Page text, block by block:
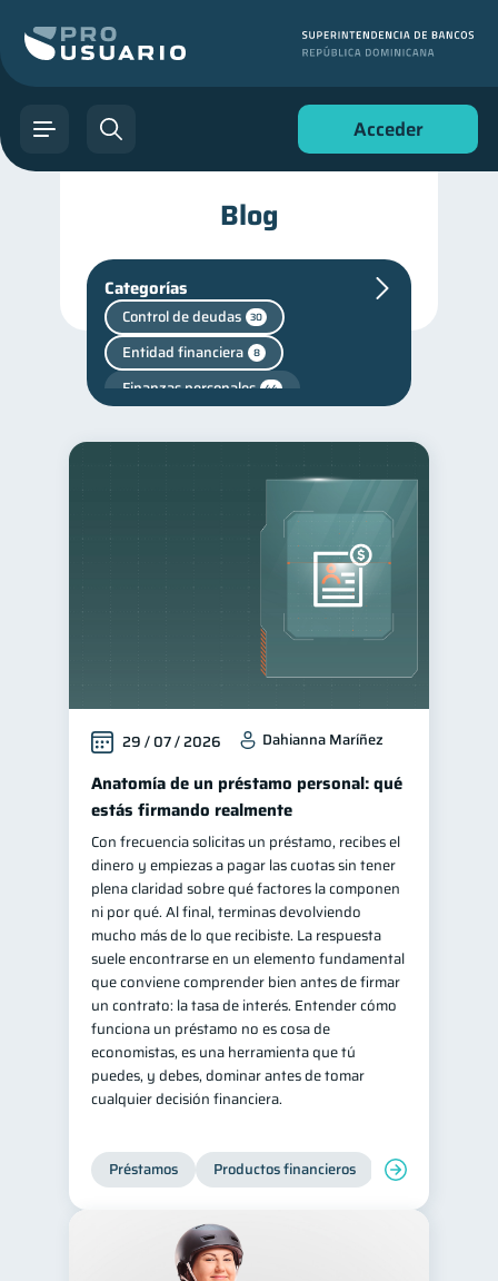
Acceder
Blog
Categorías
Control de deudas 30
Entidad financiera 8
Finanzas personales 44
25
Finanzas para mujeres 20
13
Salud financiera 12
Productos financieros 11
Organización Financiera 10
Deudas 10 Préstamos
Ahorro 8 Consejos 6
Tarjeta de crédito 6
Historial crediticio
Ciberseguridad 5
Servicios
Derechos & Deberes 4
Superintendencia de Bancos
Vacaciones 2
Cuenta Abandonada 2
Cuenta Inactiva 1
29 / 07 / 2026 Dahianna Maríñez
Anatomía de un préstamo personal: qué
estás firmando realmente
Con frecuencia solicitas un préstamo, recibes el
dinero y empiezas a pagar las cuotas sin tener
plena claridad sobre qué factores la componen
ni por qué. Al final, terminas devolviendo
mucho más de lo que recibiste. La respuesta
suele encontrarse en un elemento fundamental
que conviene comprender bien antes de firmar
un contrato: la tasa de interés. Entender cómo
funciona un préstamo no es cosa de
economistas, es una herramienta que tú
puedes, y debes, dominar antes de tomar
cualquier decisión financiera.
Préstamos Productos financieros Manejo de